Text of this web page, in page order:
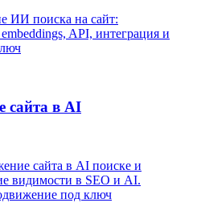
ИИ поиска на сайт:
API, интеграция и
сайта в AI
сайта в AI поиске и
видимости в SEO и AI.
под ключ